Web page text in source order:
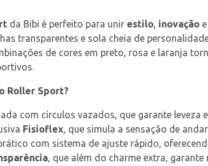
da Bibi é perfeito para unir estilo, inovação e
transparentes e sola cheia de
de cores em preto, rosa e laranja
Roller Sport?
com círculos vazados, que garante leveza
Fisioflex, que simula a sensação de
com sistema de ajuste rápido,
, que além do charme extra,